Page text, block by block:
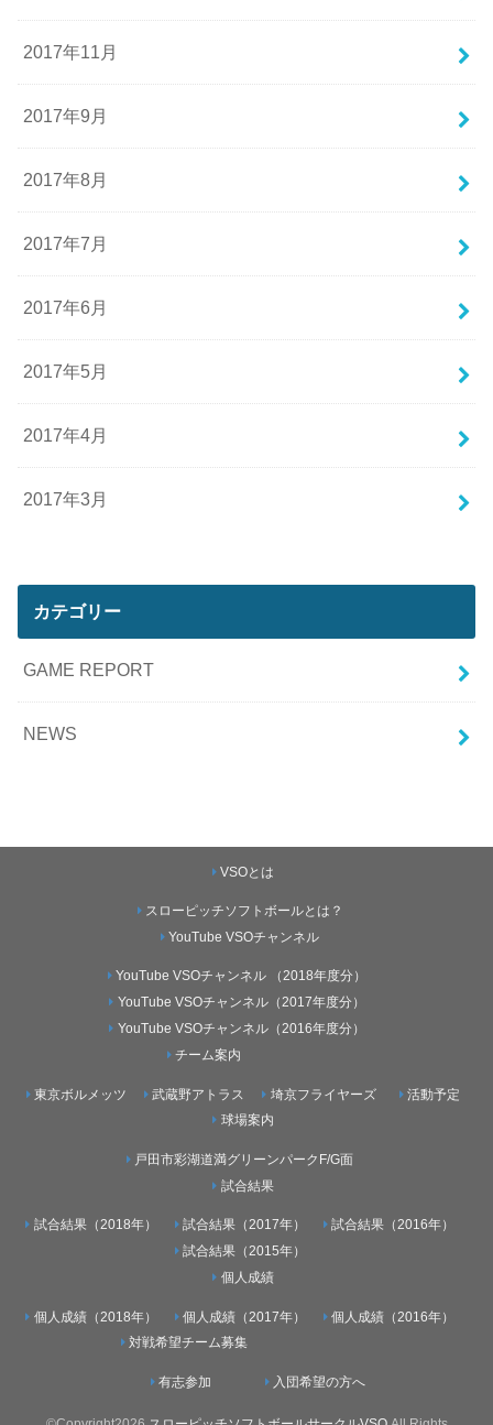
2017年11月
2017年9月
2017年8月
2017年7月
2017年6月
2017年5月
2017年4月
2017年3月
カテゴリー
GAME REPORT
NEWS
VSOとは
スローピッチソフトボールとは？
YouTube VSOチャンネル
YouTube VSOチャンネル （2018年度分）
YouTube VSOチャンネル（2017年度分）
YouTube VSOチャンネル（2016年度分）
チーム案内
東京ボルメッツ 武蔵野アトラス 埼京フライヤーズ
活動予定
球場案内
戸田市彩湖道満グリーンパークF/G面
試合結果
試合結果（2018年） 試合結果（2017年）
試合結果（2016年）
試合結果（2015年）
個人成績
個人成績（2018年） 個人成績（2017年）
個人成績（2016年）
対戦希望チーム募集
有志参加 入団希望の方へ